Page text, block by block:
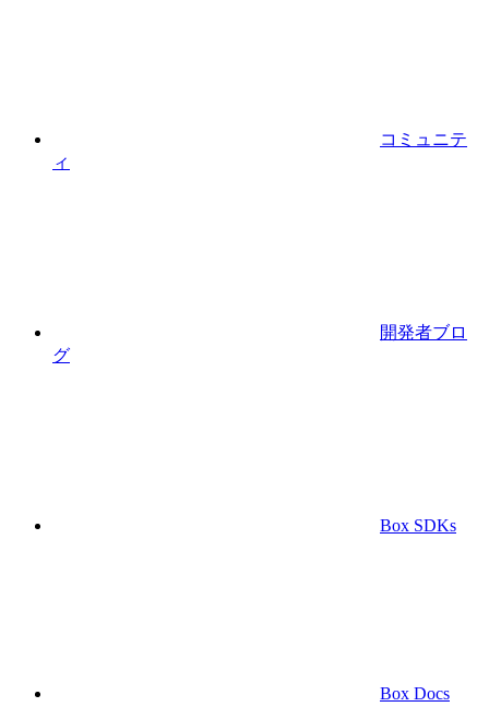
コミュニテ
ィ
開発者ブロ
グ
Box SDKs
Box Docs